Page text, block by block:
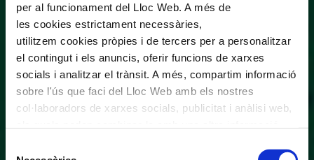
per al funcionament del Lloc Web. A més de
les cookies estrictament necessàries,
utilitzem cookies pròpies i de tercers per a personalitzar
el contingut i els anuncis, oferir funcions de xarxes
socials i analitzar el trànsit. A més, compartim informació
sobre l'ús que faci del Lloc Web amb els nostres
col·laboradors de xarxes socials, publicitat i anàlisi web,